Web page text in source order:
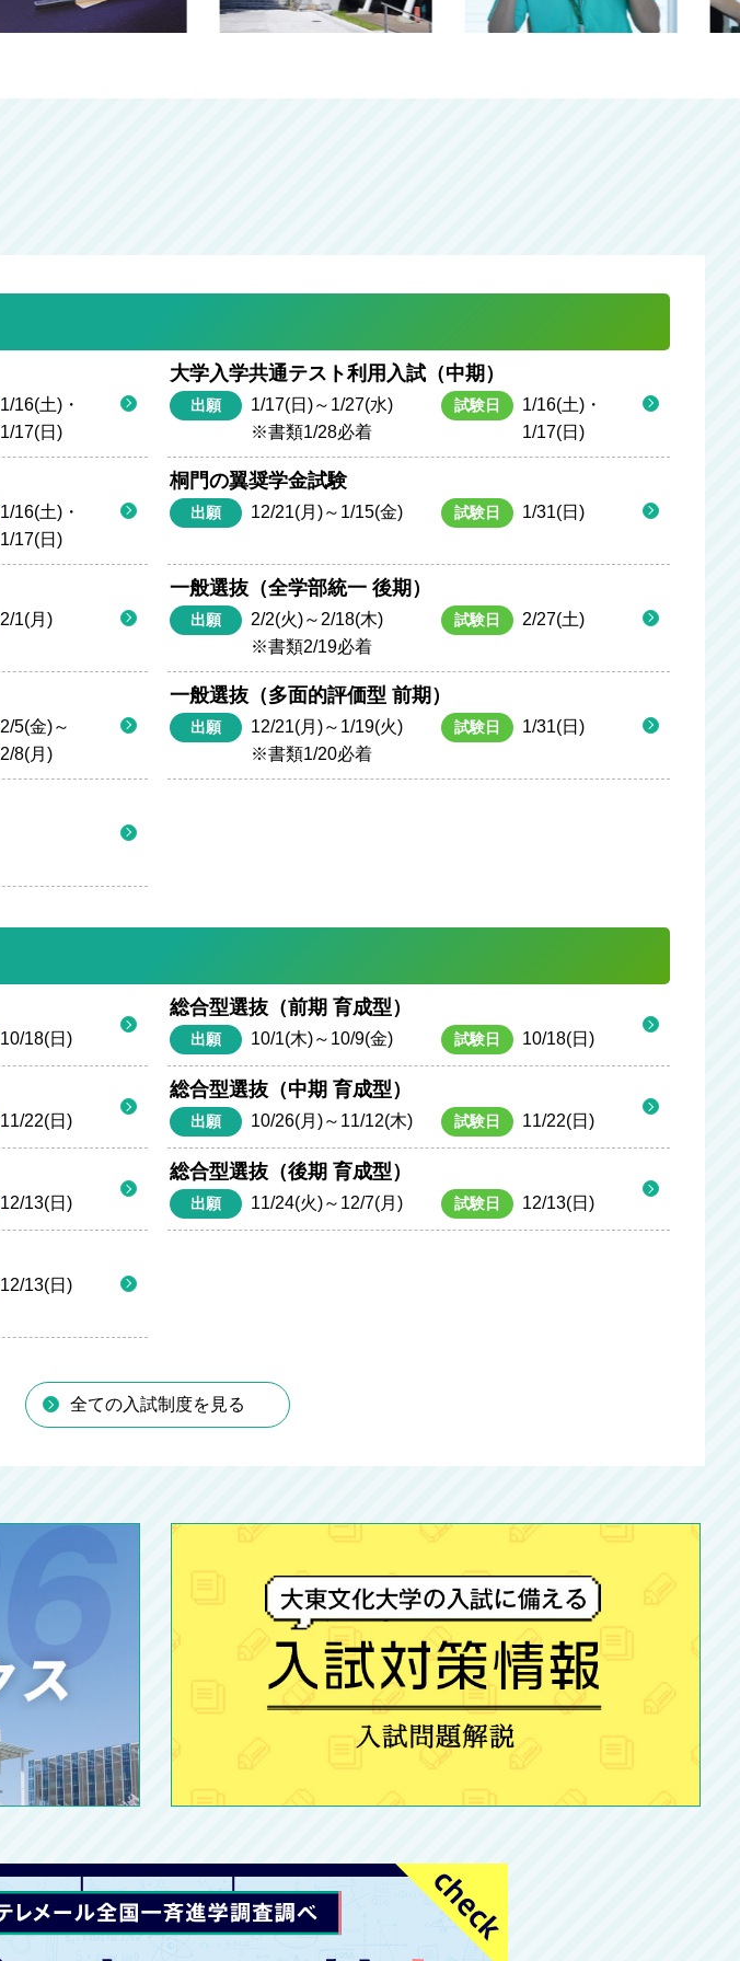
1/16(土)・
1/17(日)
大学入学共通テスト利用入試（中期）
出願
1/17(日)～1/27(水)
※書類1/28必着
試験日
1/16(土)・
1/17(日)
1/16(土)・
1/17(日)
桐門の翼奨学金試験
出願 12/21(月)～1/15(金) 試験日 1/31(日)
2/1(月)
一般選抜（全学部統一 後期）
出願
2/2(火)～2/18(木)
※書類2/19必着
試験日 2/27(土)
2/5(金)～
2/8(月)
一般選抜（多面的評価型 前期）
出願
12/21(月)～1/19(火)
※書類1/20必着
試験日 1/31(日)
10/18(日)
総合型選抜（前期 育成型）
出願 10/1(木)～10/9(金) 試験日 10/18(日)
11/22(日)
総合型選抜（中期 育成型）
出願 10/26(月)～11/12(木) 試験日 11/22(日)
12/13(日)
総合型選抜（後期 育成型）
出願 11/24(火)～12/7(月) 試験日 12/13(日)
12/13(日)
全ての入試制度を見る